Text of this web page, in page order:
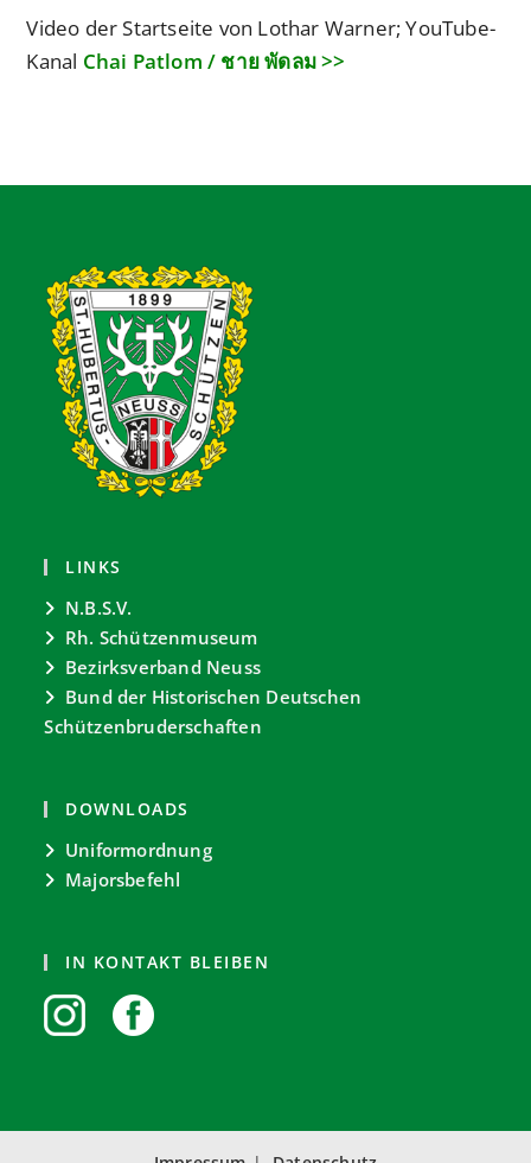
Video der Startseite von Lothar Warner; YouTube-
Kanal Chai Patlom / ชาย พัดลม >>
LINKS
N.B.S.V.
Rh. Schützenmuseum
Bezirksverband Neuss
Bund der Historischen Deutschen
Schützenbruderschaften
DOWNLOADS
Uniformordnung
Majorsbefehl
IN KONTAKT BLEIBEN